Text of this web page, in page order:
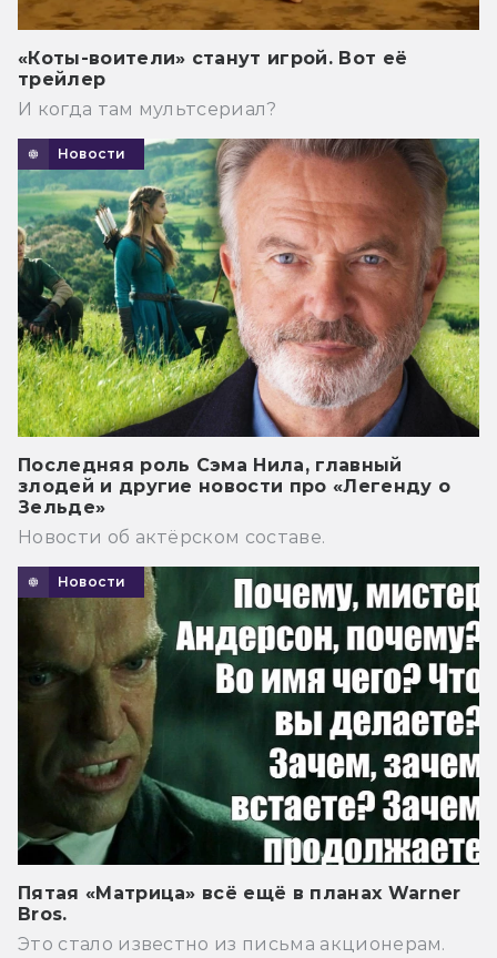
«Коты-воители» станут игрой. Вот её
трейлер
И когда там мультсериал?
Новости
Последняя роль Сэма Нила, главный
злодей и другие новости про «Легенду о
Зельде»
Новости об актёрском составе.
Новости
Пятая «Матрица» всё ещё в планах Warner
Bros.
Это стало известно из письма акционерам.